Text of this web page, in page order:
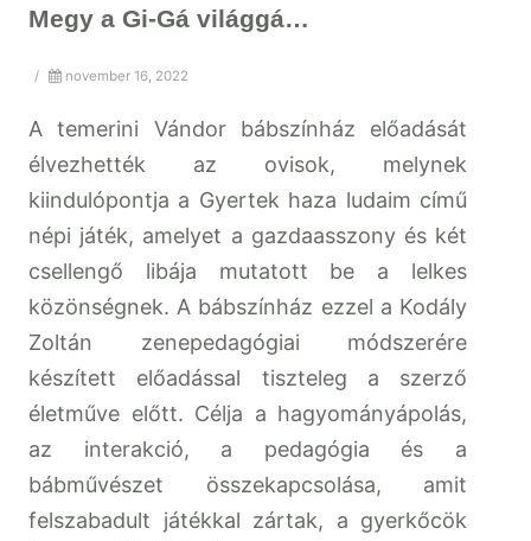
Megy a Gi-Gá világgá…
/ november 16, 2022
A temerini Vándor bábszínház előadását
élvezhették az ovisok, melynek
kiindulópontja a Gyertek haza ludaim című
népi játék, amelyet a gazdaasszony és két
csellengő libája mutatott be a lelkes
közönségnek. A bábszínház ezzel a Kodály
Zoltán zenepedagógiai módszerére
készített előadással tiszteleg a szerző
életműve előtt. Célja a hagyományápolás,
az interakció, a pedagógia és a
bábművészet összekapcsolása, amit
felszabadult játékkal zártak, a gyerkőcök